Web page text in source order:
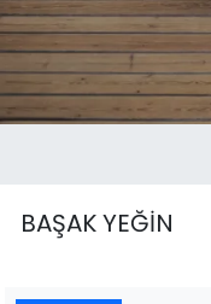
BAŞAK YEĞİN